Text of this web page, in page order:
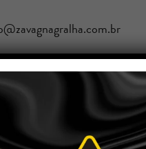
em Direito pela Universidade
– RS